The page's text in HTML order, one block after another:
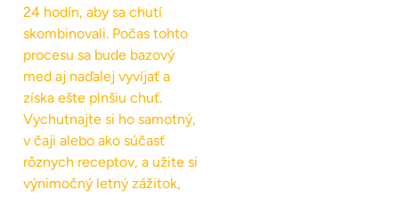
24 hodín, aby sa chutí
skombinovali. Počas tohto
procesu sa bude bazový
med aj naďalej vyvíjať a
získa ešte plnšiu chuť.
Vychutnajte si ho samotný,
v čaji alebo ako súčasť
rôznych receptov, a užite si
výnimočný letný zážitok,